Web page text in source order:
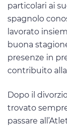
particolari ai
spagnolo
lavorato
buona
presenze in
contribuito
Dopo il
trovato
passare